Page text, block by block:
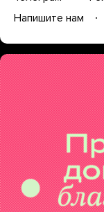
Напишите нам